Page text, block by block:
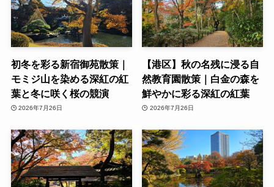
初冬を彩る新宿御苑散策｜
モミジ山を染める深紅の紅
葉と冬に咲く桜の競演
2026年7月26日
【港区】秋の名残に浸る自
然教育園散策｜白金の森を
鮮やかに彩る深紅の紅葉
2026年7月26日